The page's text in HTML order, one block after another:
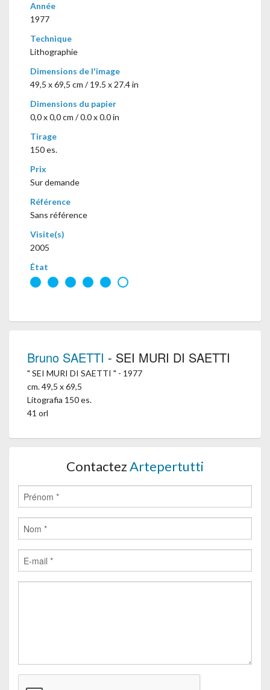
Année
1977
Technique
Lithographie
Dimensions de l'image
49,5 x 69,5 cm / 19.5 x 27.4 in
Dimensions du papier
0,0 x 0,0 cm / 0.0 x 0.0 in
Tirage
150 es.
Prix
Sur demande
Référence
Sans référence
Visite(s)
2005
État
Bruno SAETTI - SEI MURI DI SAETTI
" SEI MURI DI SAETTI " - 1977
cm. 49,5 x 69,5
Litografia 150 es.
41 orl
ContactezArtepertutti